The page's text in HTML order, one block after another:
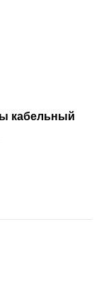
кабельный